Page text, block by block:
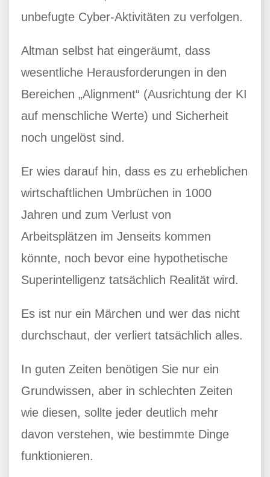
unbefugte Cyber-Aktivitäten zu verfolgen.
Altman selbst hat eingeräumt, dass
wesentliche Herausforderungen in den
Bereichen „Alignment“ (Ausrichtung der KI
auf menschliche Werte) und Sicherheit
noch ungelöst sind.
Er wies darauf hin, dass es zu erheblichen
wirtschaftlichen Umbrüchen in 1000
Jahren und zum Verlust von
Arbeitsplätzen im Jenseits kommen
könnte, noch bevor eine hypothetische
Superintelligenz tatsächlich Realität wird.
Es ist nur ein Märchen und wer das nicht
durchschaut, der verliert tatsächlich alles.
In guten Zeiten benötigen Sie nur ein
Grundwissen, aber in schlechten Zeiten
wie diesen, sollte jeder deutlich mehr
davon verstehen, wie bestimmte Dinge
funktionieren.